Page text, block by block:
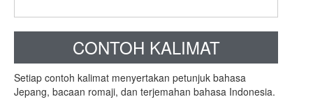
CONTOH KALIMAT
Setiap contoh kalimat menyertakan petunjuk bahasa
Jepang, bacaan romaji, dan terjemahan bahasa Indonesia.